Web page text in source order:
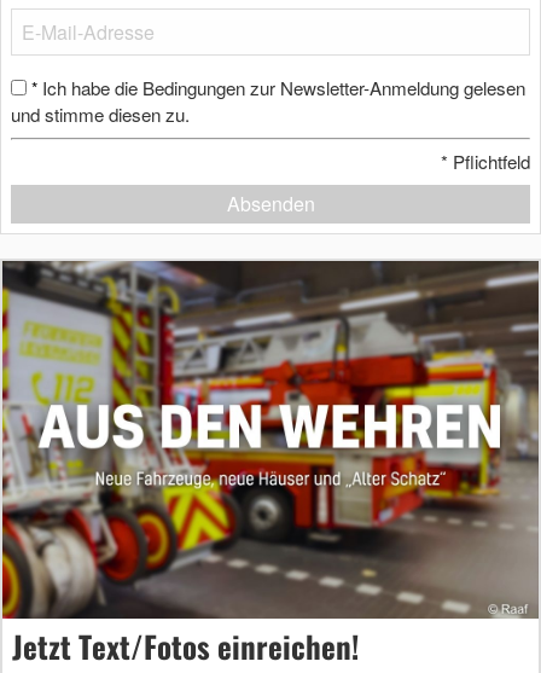
* Ich habe die Bedingungen zur Newsletter-Anmeldung gelesen
und stimme diesen zu.
* Pflichtfeld
Absenden
Jetzt Text/Fotos einreichen!